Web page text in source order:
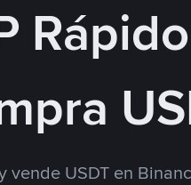
Rápido
vende USDT en